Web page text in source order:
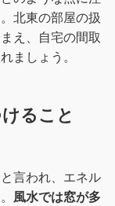
北東の部屋の扱
え、自宅の間取
ましょう。
ること
言われ、エネル
風水では窓が多